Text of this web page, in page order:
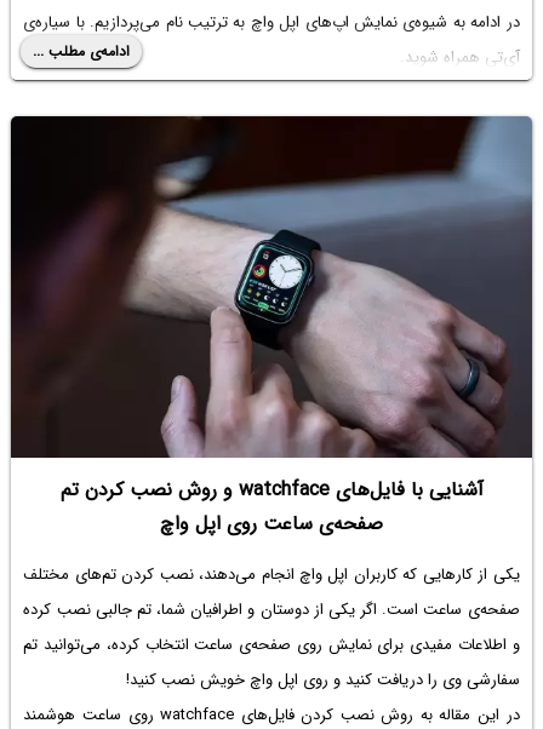
در ادامه به شیوه‌ی نمایش اپ‌های اپل واچ به ترتیب نام می‌پردازیم. با سیاره‌ی
آی‌تی همراه شوید.
ادامه‌ی مطلب ...
آشنایی با فایل‌های watchface و روش نصب کردن تم
صفحه‌ی ساعت روی اپل واچ
یکی از کارهایی که کاربران اپل واچ انجام می‌دهند، نصب کردن تم‌های مختلف
صفحه‌ی ساعت است. اگر یکی از دوستان و اطرافیان شما، تم جالبی نصب کرده
و اطلاعات مفیدی برای نمایش روی صفحه‌ی ساعت انتخاب کرده، می‌توانید تم
سفارشی وی را دریافت کنید و روی اپل واچ خویش نصب کنید!
در این مقاله به روش نصب کردن فایل‌های watchface روی ساعت هوشمند